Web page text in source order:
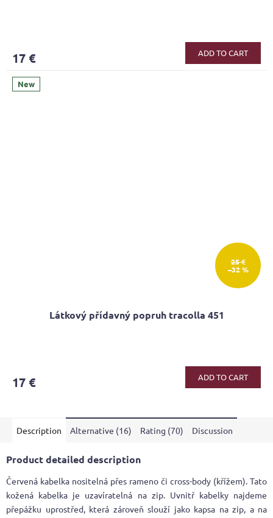
17 € ADD TO CART
New
25 €
–32 %
Látkový přídavný popruh tracolla 451
17 € ADD TO CART
Description Alternative (16) Rating (70) Discussion
Product detailed description
Červená kabelka nositelná přes rameno či cross-body (křížem). Tato
kožená kabelka je uzavíratelná na zip. Uvnitř kabelky najdeme
přepážku uprostřed, která zároveň slouží jako kapsa na zip, a na